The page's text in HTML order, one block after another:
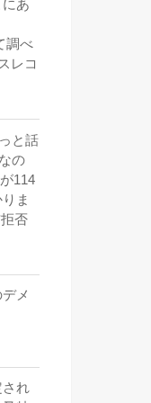
あ
調べ
レコ
と話
の
114
ま
否
メ
され